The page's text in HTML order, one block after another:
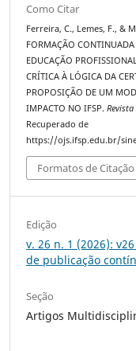
Como Citar
Ferreira, C., Lemes, F., &
FORMAÇÃO
EDUCAÇÃO
CRÍTICA À LÓGICA DA
PROPOSIÇÃO DE UM
IMPACTO NO IFSP.
Recuperado de
https://ojs.ifsp.edu.br/
Formatos de Citação
Edição
v. 26 n. 1 (2026):
de publicação
Seção
Artigos